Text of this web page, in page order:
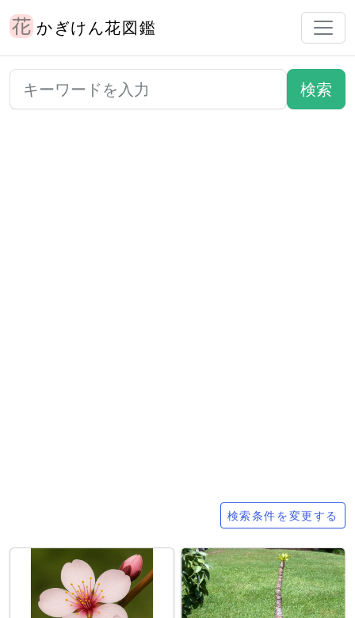
かぎけん花図鑑
検索条件を変更する